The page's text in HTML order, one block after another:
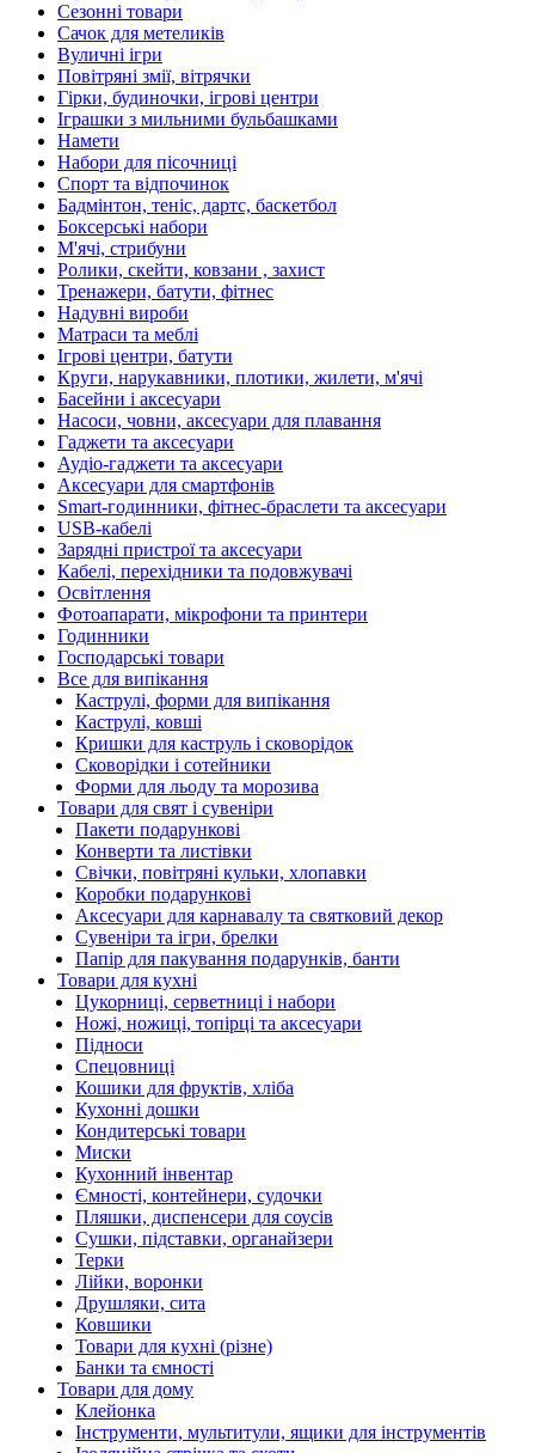
Сезонні товари
Сачок для метеликів
Вуличні ігри
Повітряні змії, вітрячки
Гірки, будиночки, ігрові центри
Іграшки з мильними бульбашками
Намети
Набори для пісочниці
Спорт та відпочинок
Бадмінтон, теніс, дартс, баскетбол
Боксерські набори
М'ячі, стрибуни
Ролики, скейти, ковзани , захист
Тренажери, батути, фітнес
Надувні вироби
Матраси та меблі
Ігрові центри, батути
Круги, нарукавники, плотики, жилети, м'ячі
Басейни і аксесуари
Насоси, човни, аксесуари для плавання
Гаджети та аксесуари
Аудіо-гаджети та аксесуари
Аксесуари для смартфонів
Smart-годинники, фітнес-браслети та аксесуари
USB-кабелі
Зарядні пристрої та аксесуари
Кабелі, перехідники та подовжувачі
Освітлення
Фотоапарати, мікрофони та принтери
Годинники
Господарські товари
Все для випікання
Каструлі, форми для випікання
Каструлі, ковші
Кришки для каструль і сковорідок
Сковорідки і сотейники
Форми для льоду та морозива
Товари для свят і сувеніри
Пакети подарункові
Конверти та листівки
Свічки, повітряні кульки, хлопавки
Коробки подарункові
Аксесуари для карнавалу та святковий декор
Сувеніри та ігри, брелки
Папір для пакування подарунків, банти
Товари для кухні
Цукорниці, серветниці і набори
Ножі, ножиці, топірці та аксесуари
Підноси
Спецовниці
Кошики для фруктів, хліба
Кухонні дошки
Кондитерські товари
Миски
Кухонний інвентар
Ємності, контейнери, судочки
Пляшки, диспенсери для соусів
Сушки, підставки, органайзери
Терки
Лійки, воронки
Друшляки, сита
Ковшики
Товари для кухні (різне)
Банки та ємності
Товари для дому
Клейонка
Інструменти, мультитули, ящики для інструментів